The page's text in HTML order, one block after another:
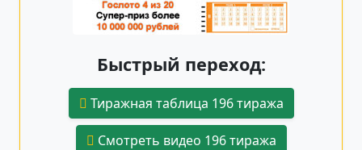
Быстрый переход:
Тиражная таблица 196 тиража
Смотреть видео 196 тиража